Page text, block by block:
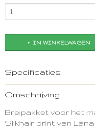
IN WINKELWAGEN
Specificaties
Omschrijving
Breipakket voor het
Silkhair print van